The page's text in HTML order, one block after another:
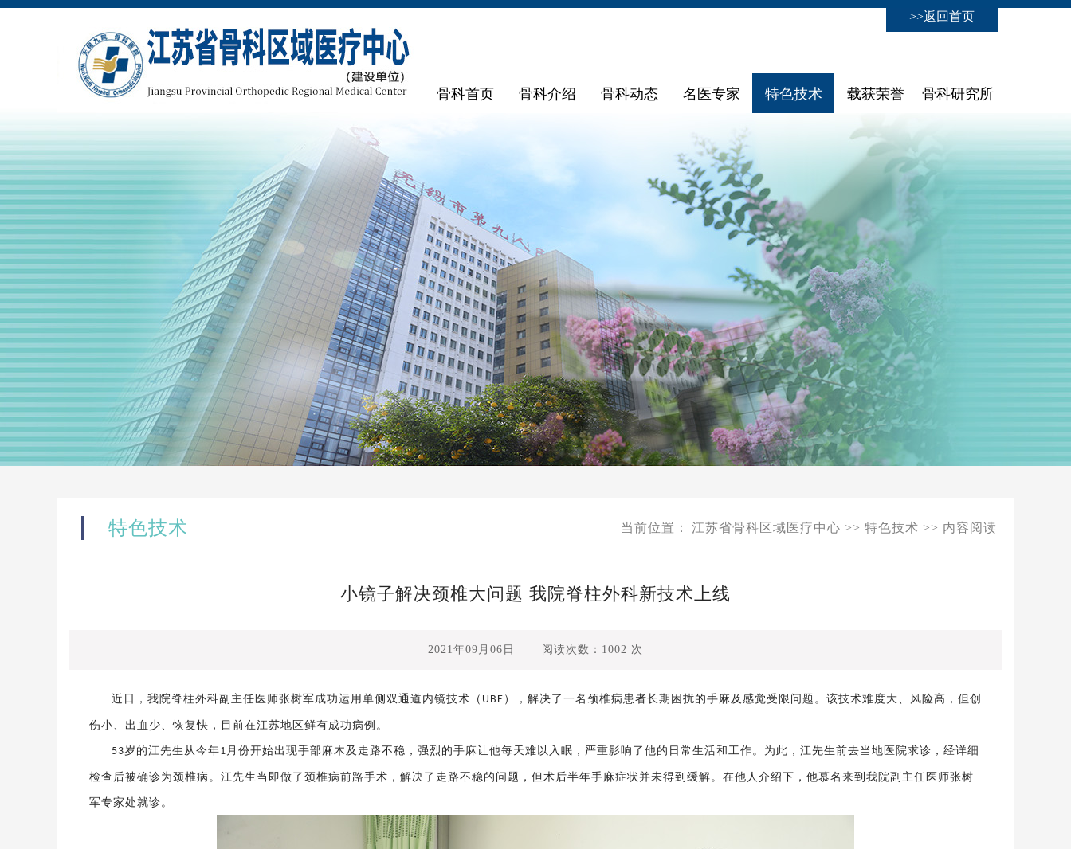
>>返回首页
骨科首页 骨科介绍 骨科动态 名医专家 特色技术 载获荣誉 骨科研究所
特色技术 当前位置： 江苏省骨科区域医疗中心 >> 特色技术 >> 内容阅读
小镜子解决颈椎大问题 我院脊柱外科新技术上线
2021年09月06日 阅读次数： 1002 次
近日， 我 院脊柱外科副主任医师张树军成功运用单侧双通道内镜技术（ UBE ），解决了一名颈椎病患者长期困扰的手麻及感觉受限问题。 该技术难度大、风险高，但创
伤小、出血少、恢复快，目前在江苏地区鲜有成功病例 。
53岁的江先生从今年1 月份开始出现手部麻木及走路不稳，强烈的手麻让他每天难以入眠，严重影响了他的日常生活和工作。 为此，江先生前去当地医院求诊，经详细
检查后被确诊为颈椎病。江先生当即做了颈椎病前路手术，解决了走路不稳的问题，但术后半年手麻症状并未得到缓解。在他人介绍下，他慕名来到 我 院副主任医师张树
军专家处就诊。